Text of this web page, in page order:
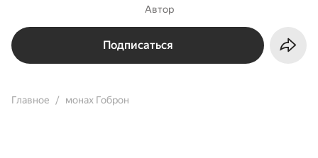
Автор
Подписаться
Главное монах Гоброн